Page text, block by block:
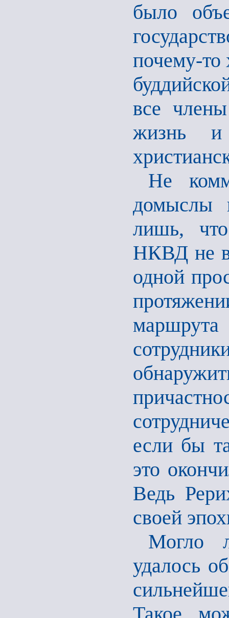
было
почему-то
все
жизнь и
Не
домыслы
лишь,
НКВД не
одной
маршрута
если бы
это
Ведь
своей
Могло
удалось